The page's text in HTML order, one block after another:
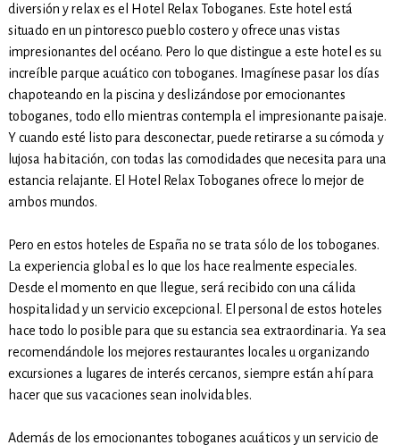
diversión y relax es el Hotel Relax Toboganes. Este hotel está
situado en un pintoresco pueblo costero y ofrece unas vistas
impresionantes del océano. Pero lo que distingue a este hotel es su
increíble parque acuático con toboganes. Imagínese pasar los días
chapoteando en la piscina y deslizándose por emocionantes
toboganes, todo ello mientras contempla el impresionante paisaje.
Y cuando esté listo para desconectar, puede retirarse a su cómoda y
lujosa habitación, con todas las comodidades que necesita para una
estancia relajante. El Hotel Relax Toboganes ofrece lo mejor de
ambos mundos.
Pero en estos hoteles de España no se trata sólo de los toboganes.
La experiencia global es lo que los hace realmente especiales.
Desde el momento en que llegue, será recibido con una cálida
hospitalidad y un servicio excepcional. El personal de estos hoteles
hace todo lo posible para que su estancia sea extraordinaria. Ya sea
recomendándole los mejores restaurantes locales u organizando
excursiones a lugares de interés cercanos, siempre están ahí para
hacer que sus vacaciones sean inolvidables.
Además de los emocionantes toboganes acuáticos y un servicio de